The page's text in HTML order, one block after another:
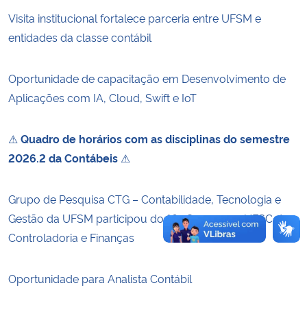
Secretaria-Geral
Gabinete de Segurança Institucional
Advocacia-Geral da União
Planalto
Visita institucional fortalece parceria entre UFSM e
entidades da classe contábil
Oportunidade de capacitação em Desenvolvimento de
Aplicações com IA, Cloud, Swift e IoT
⚠ Quadro de horários com as disciplinas do semestre
2026.2 da Contábeis ⚠
Grupo de Pesquisa CTG – Contabilidade, Tecnologia e
Gestão da UFSM participou do 16º Congresso UFSC de
Controladoria e Finanças
Oportunidade para Analista Contábil